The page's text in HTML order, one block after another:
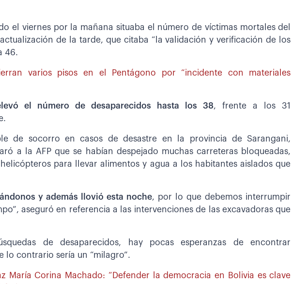
el viernes por la mañana situaba el número de víctimas mortales del
de la tarde, que citaba “la validación y verificación de los
46.
varios pisos en el Pentágono por “incidente con materiales
el número de desaparecidos hasta los 38, frente a los 31
de socorro en casos de desastre en la provincia de Sarangani,
a la AFP que se habían despejado muchas carreteras bloqueadas,
para llevar alimentos y agua a los habitantes aislados que
y además llovió esta noche, por lo que debemos interrumpir
aseguró en referencia a las intervenciones de las excavadoras que
de desaparecidos, hay pocas esperanzas de encontrar
lo contrario sería un “milagro”.
María Corina Machado: “Defender la democracia en Bolivia es clave